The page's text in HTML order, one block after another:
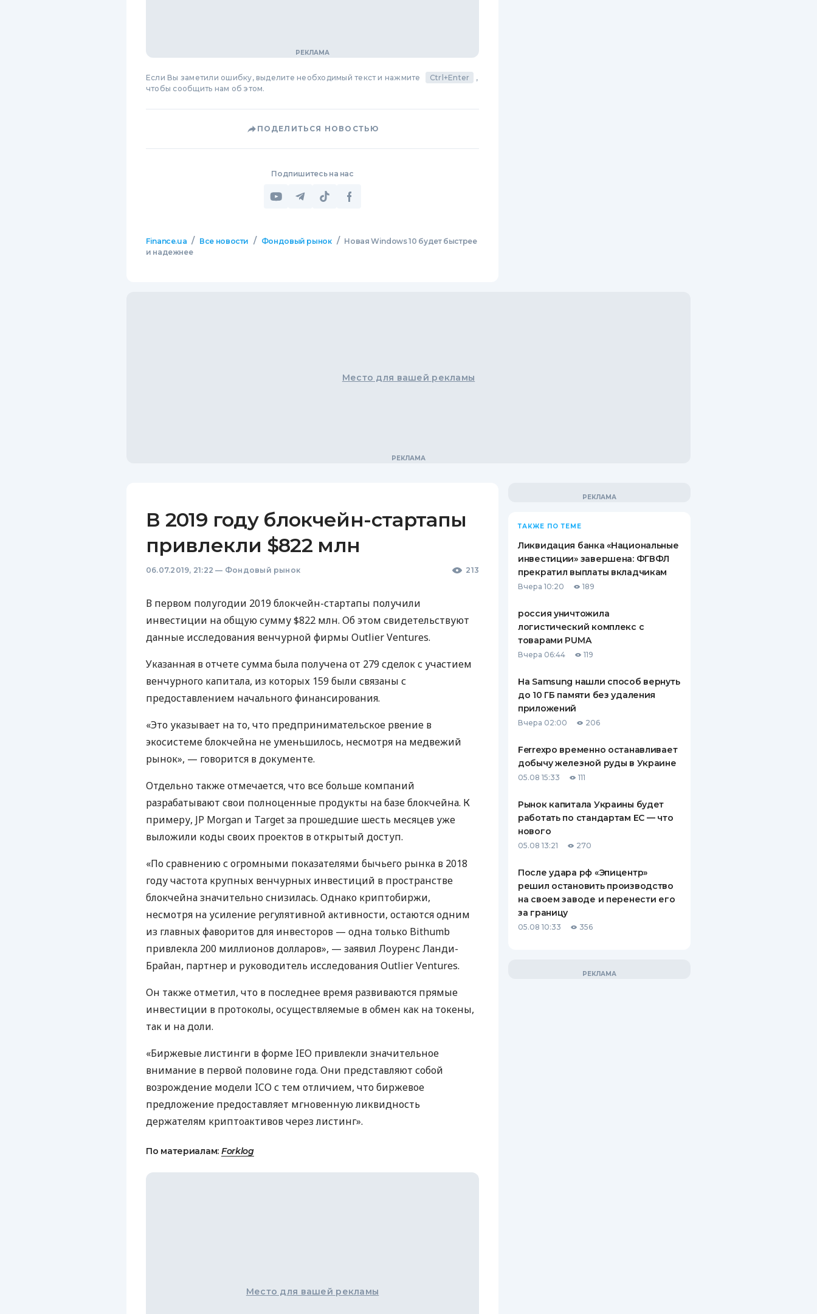
Если Вы заметили ошибку, выделите необходимый текст и нажмите Ctrl+Enter
,
чтобы сообщить нам об этом.
ПОДЕЛИТЬСЯ НОВОСТЬЮ
Подпишитесь на нас
Finance.ua / Все новости / Фондовый рынок / Новая Windows 10 будет быстрее
и надежнее
Место для вашей рекламы
В 2019 году блокчейн-стартапы
привлекли $822 млн
06.07.2019, 21:22 — Фондовый рынок 213
В первом полугодии 2019 блокчейн-стартапы получили
инвестиции на общую сумму $822 млн. Об этом свидетельствуют
данные исследования венчурной фирмы Outlier Ventures.
Указанная в отчете сумма была получена от 279 сделок с участием
венчурного капитала, из которых 159 были связаны с
предоставлением начального финансирования.
«Это указывает на то, что предпринимательское рвение в
экосистеме блокчейна не уменьшилось, несмотря на медвежий
рынок», — говорится в документе.
Отдельно также отмечается, что все больше компаний
разрабатывают свои полноценные продукты на базе блокчейна. К
примеру, JP Morgan и Target за прошедшие шесть месяцев уже
выложили коды своих проектов в открытый доступ.
«По сравнению с огромными показателями бычьего рынка в 2018
году частота крупных венчурных инвестиций в пространстве
блокчейна значительно снизилась. Однако криптобиржи,
несмотря на усиление регулятивной активности, остаются одним
из главных фаворитов для инвесторов — одна только Bithumb
привлекла 200 миллионов долларов», — заявил Лоуренс Ланди-
Брайан, партнер и руководитель исследования Outlier Ventures.
Он также отметил, что в последнее время развиваются прямые
инвестиции в протоколы, осуществляемые в обмен как на токены,
так и на доли.
«Биржевые листинги в форме IEO привлекли значительное
внимание в первой половине года. Они представляют собой
возрождение модели ICO с тем отличием, что биржевое
предложение предоставляет мгновенную ликвидность
держателям криптоактивов через листинг».
По материалам: Forklog
Место для вашей рекламы
ТАКЖЕ ПО ТЕМЕ
Ликвидация банка «Национальные
инвестиции» завершена: ФГВФЛ
прекратил выплаты вкладчикам
Вчера 10:20 189
россия уничтожила
логистический комплекс с
товарами PUMA
Вчера 06:44 119
На Samsung нашли способ вернуть
до 10 ГБ памяти без удаления
приложений
Вчера 02:00 206
Ferrexpo временно останавливает
добычу железной руды в Украине
05.08 15:33 111
Рынок капитала Украины будет
работать по стандартам ЕС — что
нового
05.08 13:21 270
После удара рф «Эпицентр»
решил остановить производство
на своем заводе и перенести его
за границу
05.08 10:33 356